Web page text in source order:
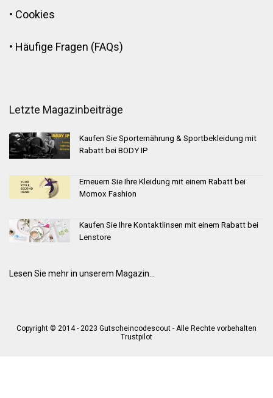
• Cookies
• Häufige Fragen (FAQs)
Letzte Magazinbeiträge
Kaufen Sie Sporternährung & Sportbekleidung mit
Rabatt bei BODY IP
Erneuern Sie Ihre Kleidung mit einem Rabatt bei
Momox Fashion
Kaufen Sie Ihre Kontaktlinsen mit einem Rabatt bei
Lenstore
Lesen Sie mehr in unserem Magazin...
Copyright © 2014 - 2023 Gutscheincodescout - Alle Rechte vorbehalten
Trustpilot